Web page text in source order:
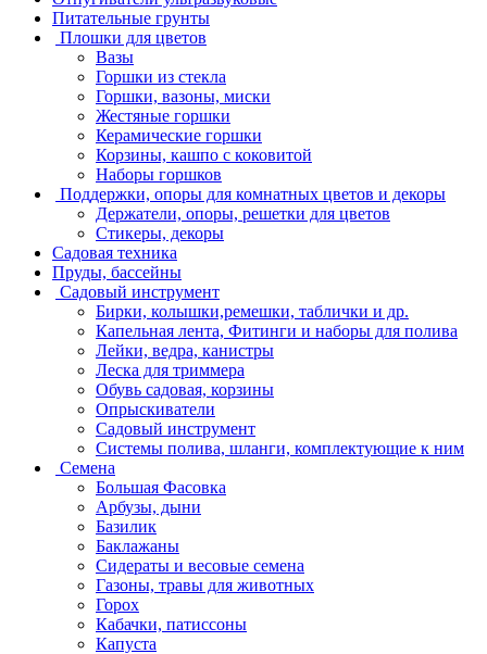
Питательные грунты
Плошки для цветов
Вазы
Горшки из стекла
Горшки, вазоны, миски
Жестяные горшки
Керамические горшки
Корзины, кашпо с коковитой
Наборы горшков
Поддержки, опоры для комнатных цветов и декоры
Держатели, опоры, решетки для цветов
Стикеры, декоры
Садовая техника
Пруды, бассейны
Садовый инструмент
Бирки, колышки,ремешки, таблички и др.
Капельная лента, Фитинги и наборы для полива
Лейки, ведра, канистры
Леска для триммера
Обувь садовая, корзины
Опрыскиватели
Садовый инструмент
Системы полива, шланги, комплектующие к ним
Семена
Большая Фасовка
Арбузы, дыни
Базилик
Баклажаны
Сидераты и весовые семена
Газоны, травы для животных
Горох
Кабачки, патиссоны
Капуста